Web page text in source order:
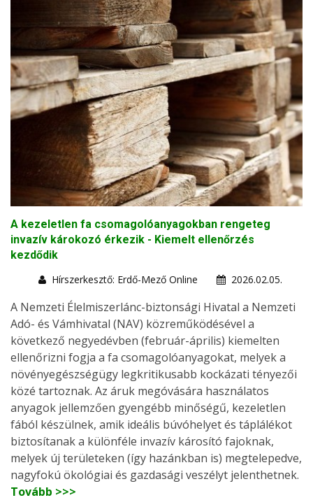
A kezeletlen fa csomagolóanyagokban rengeteg
invazív károkozó érkezik - Kiemelt ellenőrzés
kezdődik
Hírszerkesztő: Erdő-Mező Online
2026.02.05.
A Nemzeti Élelmiszerlánc-biztonsági Hivatal a Nemzeti
Adó- és Vámhivatal (NAV) közreműködésével a
következő negyedévben (február-április) kiemelten
ellenőrizni fogja a fa csomagolóanyagokat, melyek a
növényegészségügy legkritikusabb kockázati tényezői
közé tartoznak. Az áruk megóvására használatos
anyagok jellemzően gyengébb minőségű, kezeletlen
fából készülnek, amik ideális búvóhelyet és táplálékot
biztosítanak a különféle invazív károsító fajoknak,
melyek új területeken (így hazánkban is) megtelepedve,
nagyfokú ökológiai és gazdasági veszélyt jelenthetnek.
Tovább >>>